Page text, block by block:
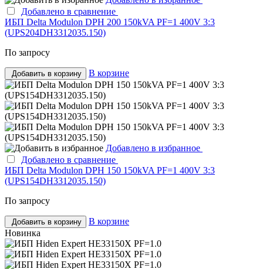
Добавлено в сравнение
ИБП Delta Modulon DPH 200 150kVA PF=1 400V 3:3
(UPS204DH3312035.150)
По запросу
Добавить в корзину В корзине
Добавлено в избранное
Добавлено в сравнение
ИБП Delta Modulon DPH 150 150kVA PF=1 400V 3:3
(UPS154DH3312035.150)
По запросу
Добавить в корзину
В корзине
Новинка